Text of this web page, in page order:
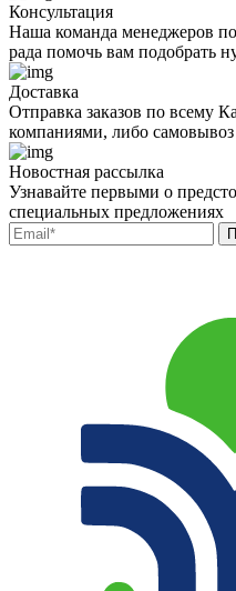
Консультация
Наша команда менеджеров
рада помочь вам подобрать
Доставка
Отправка заказов по всему
компаниями, либо самовывоз
Новостная рассылка
Узнавайте первыми о
специальных предложениях